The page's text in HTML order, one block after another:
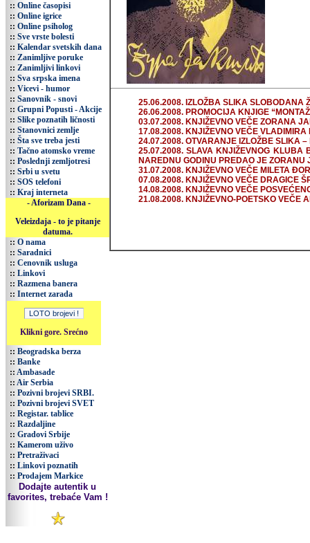
:: Online časopisi
:: Online igrice
:: Online psiholog
:: Sve vrste bolesti
:: Kalendar svetskih dana
:: Zanimljive poruke
:: Zanimljivi linkovi
:: Sva srpska imena
:: Vicevi - humor
:: Sanovnik - snovi
:: Grupni Popusti - Akcije
:: Slike poznatih ličnosti
:: Stanovnici zemlje
:: Šta sve treba jesti
:: Tačno atomsko vreme
:: Poslednji zemljotresi
:: Srbi u svetu
:: SOS telefoni
:: Kraj interneta
- Aforizam Dana -
Veleizdaja - to je pitanje
datuma.
:: O nama
:: Saradnici
:: Cenovnik usluga
:: Linkovi
:: Razmena banera
:: Internet zarada
Klikni gore. Srećno
:: Beogradska berza
:: Banke
:: Ambasade
:: Air Serbia
:: Pozivni brojevi SRBI.
:: Pozivni brojevi SVET
:: Registar. tablice
:: Razdaljine
:: Gradovi Srbije
:: Kamerom uživo
:: Pretraživaci
:: Linkovi poznatih
:: Prodajem Markice
Dodajte autentik u
favorites, trebaće Vam !
25.06.2008. IZLOŽBA SLIKA SLOBODANA
26.06.2008. PROMOCIJA KNJIGE
03.07.2008. KNJIŽEVNO VEČE ZORANA
17.08.2008. KNJIŽEVNO VEČE VLADIMIRA
24.07.2008. OTVARANJE IZLOŽBE SLIKA
25.07.2008. SLAVA KNJIŽEVNOG KLUBA
NAREDNU GODINU PREDAO JE ZORANU
31.07.2008. KNJIŽEVNO VEČE MILETA
07.08.2008. KNJIŽEVNO VEČE DRAGICE
14.08.2008. KNJIŽEVNO VEČE
21.08.2008. KNJIŽEVNO-POETSKO VEČE